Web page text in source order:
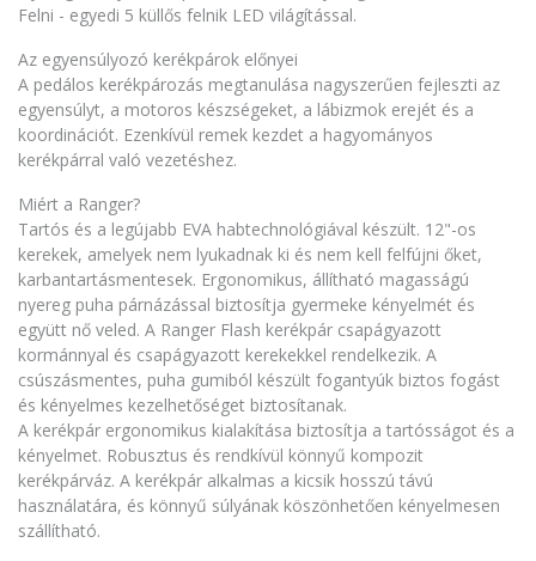
Felni - egyedi 5 küllős felnik LED világítással.
Az egyensúlyozó kerékpárok előnyei
A pedálos kerékpározás megtanulása nagyszerűen fejleszti az
egyensúlyt, a motoros készségeket, a lábizmok erejét és a
koordinációt. Ezenkívül remek kezdet a hagyományos
kerékpárral való vezetéshez.
Miért a Ranger?
Tartós és a legújabb EVA habtechnológiával készült. 12"-os
kerekek, amelyek nem lyukadnak ki és nem kell felfújni őket,
karbantartásmentesek. Ergonomikus, állítható magasságú
nyereg puha párnázással biztosítja gyermeke kényelmét és
együtt nő veled. A Ranger Flash kerékpár csapágyazott
kormánnyal és csapágyazott kerekekkel rendelkezik. A
csúszásmentes, puha gumiból készült fogantyúk biztos fogást
és kényelmes kezelhetőséget biztosítanak.
A kerékpár ergonomikus kialakítása biztosítja a tartósságot és a
kényelmet. Robusztus és rendkívül könnyű kompozit
kerékpárváz. A kerékpár alkalmas a kicsik hosszú távú
használatára, és könnyű súlyának köszönhetően kényelmesen
szállítható.